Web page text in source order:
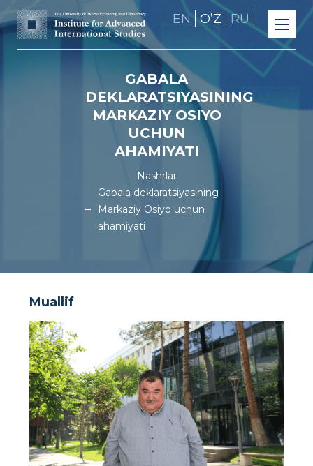
EN OʼZ RU
GABALA
DEKLARATSIYASINING
MARKAZIY OSIYO
UCHUN
AHAMIYATI
Nashrlar
Gabala deklaratsiyasining
Markaziy Osiyo uchun
ahamiyati
Muallif